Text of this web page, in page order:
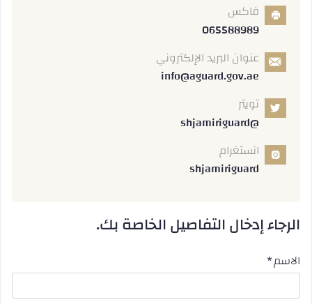
فاكس
065588989
عنوان البريد الإلكتروني
info@aguard.gov.ae
تويتر
@shjamiriguard
انستغرام
shjamiriguard
الرجاء إدخال التفاصيل الخاصة بك.
الاسم